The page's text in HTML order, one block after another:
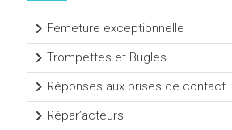
Femeture exceptionnelle
Trompettes et Bugles
Réponses aux prises de contact
Répar’acteurs